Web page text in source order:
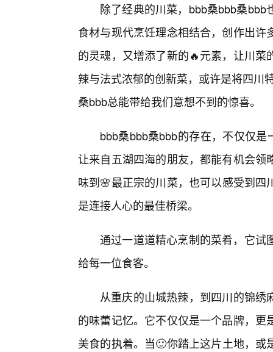
除了经典的川菜，bbb桑bbb桑
食材与现代烹饪理念相结合，创作出
的灵魂，又增添了新的🔥元素，让川
辣与法式浓郁的创新菜，或许是将四川
桑bbb总能带给我们意想不到的惊喜。
bbb桑bbb桑bbb的存在，不仅仅
让来自五湖四海的朋友，都能有机会
味到🌸最正宗的川菜，也可以感受到
是连接人心的最佳桥梁。
通过一道道精心烹制的菜肴，它试
给每一位食客。
从重庆的山城热辣，到四川的锦
的味蕾记忆。它不仅仅是一个品牌，
美食的执着。当🙂你踏上这片土地，